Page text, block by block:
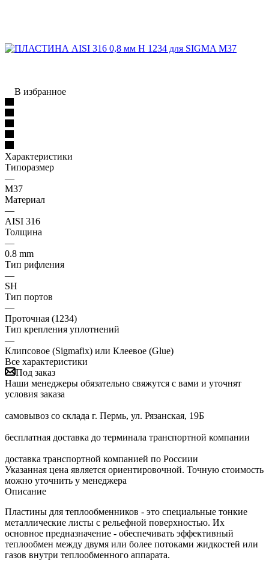
В избранное
Характеристики
Типоразмер
—
M37
Материал
—
AISI 316
Толщина
—
0.8 mm
Тип рифления
—
SH
Тип портов
—
Проточная (1234)
Тип крепления уплотнений
—
Клипсовое (Sigmafix) или Клеевое (Glue)
Все характеристики
Под заказ
Наши менеджеры обязательно свяжутся с вами и уточнят
условия заказа
самовывоз со склада г. Пермь, ул. Рязанская, 19Б
бесплатная доставка до терминала транспортной компании
доставка транспортной компанией по Россиии
Указанная цена является ориентировочной. Точную стоимость
можно уточнить у менеджера
Описание
Пластины для теплообменников - это специальные тонкие
металлические листы с рельефной поверхностью. Их
основное предназначение - обеспечивать эффективный
теплообмен между двумя или более потоками жидкостей или
газов внутри теплообменного аппарата.